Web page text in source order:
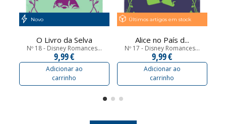
Novo
O Livro da Selva
Nº 18 - Disney Romances...
9,99 €
Adicionar ao
carrinho
Últimos artigos em stock
Alice no País d...
Nº 17 - Disney Romances...
9,99 €
Adicionar ao
carrinho